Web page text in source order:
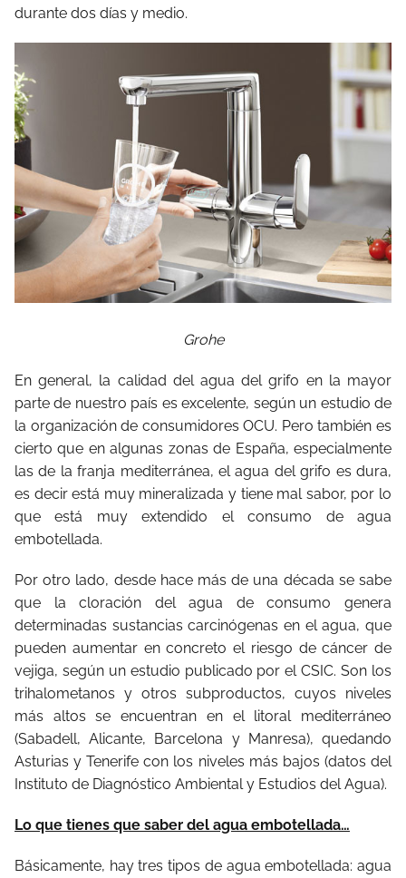
durante dos días y medio.
Grohe
En general, la calidad del agua del grifo en la mayor
parte de nuestro país es excelente, según un estudio de
la organización de consumidores OCU. Pero también es
cierto que en algunas zonas de España, especialmente
las de la franja mediterránea, el agua del grifo es dura,
es decir está muy mineralizada y tiene mal sabor, por lo
que está muy extendido el consumo de agua
embotellada.
Por otro lado, desde hace más de una década se sabe
que la cloración del agua de consumo genera
determinadas sustancias carcinógenas en el agua, que
pueden aumentar en concreto el riesgo de cáncer de
vejiga, según un estudio publicado por el CSIC. Son los
trihalometanos y otros subproductos, cuyos niveles
más altos se encuentran en el litoral mediterráneo
(Sabadell, Alicante, Barcelona y Manresa), quedando
Asturias y Tenerife con los niveles más bajos (datos del
Instituto de Diagnóstico Ambiental y Estudios del Agua).
Lo que tienes que saber del agua embotellada…
Básicamente, hay tres tipos de agua embotellada: agua